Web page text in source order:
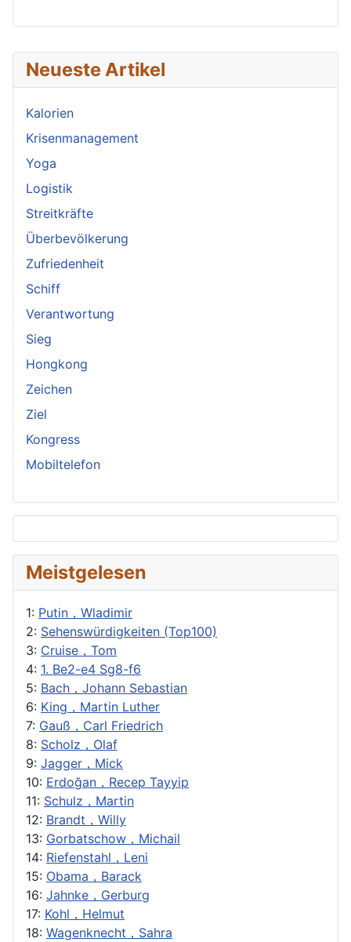
Neueste Artikel
Kalorien
Krisenmanagement
Yoga
Logistik
Streitkräfte
Überbevölkerung
Zufriedenheit
Schiff
Verantwortung
Sieg
Hongkong
Zeichen
Ziel
Kongress
Mobiltelefon
Meistgelesen
1: Putin，Wladimir
2: Sehenswürdigkeiten (Top100)
3: Cruise，Tom
4: 1. Be2-e4 Sg8-f6
5: Bach，Johann Sebastian
6: King，Martin Luther
7: Gauß，Carl Friedrich
8: Scholz，Olaf
9: Jagger，Mick
10: Erdoğan，Recep Tayyip
11: Schulz，Martin
12: Brandt，Willy
13: Gorbatschow，Michail
14: Riefenstahl，Leni
15: Obama，Barack
16: Jahnke，Gerburg
17: Kohl，Helmut
18: Wagenknecht，Sahra